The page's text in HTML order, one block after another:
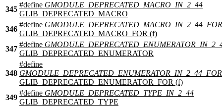
345
#define GMODULE_DEPRECATED_MACRO_IN_2_44
GLIB_DEPRECATED_MACRO
346
#define GMODULE_DEPRECATED_MACRO_IN_2_44_FOR
GLIB_DEPRECATED_MACRO_FOR (f)
347
#define
GLIB_DEPRECATED_ENUMERATOR
348
#define
GMODULE_DEPRECATED_ENUMERATOR_IN_2_44_FOR
GLIB_DEPRECATED_ENUMERATOR_FOR (f)
349
#define GMODULE_DEPRECATED_TYPE_IN_2_44
GLIB_DEPRECATED_TYPE